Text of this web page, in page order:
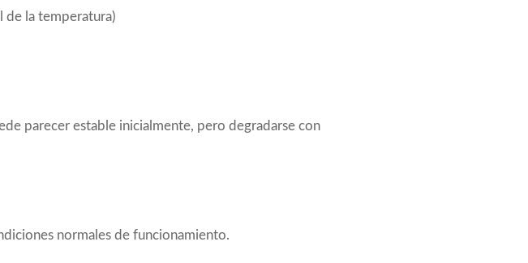
de la temperatura)
parecer estable inicialmente, pero degradarse con
normales de funcionamiento.